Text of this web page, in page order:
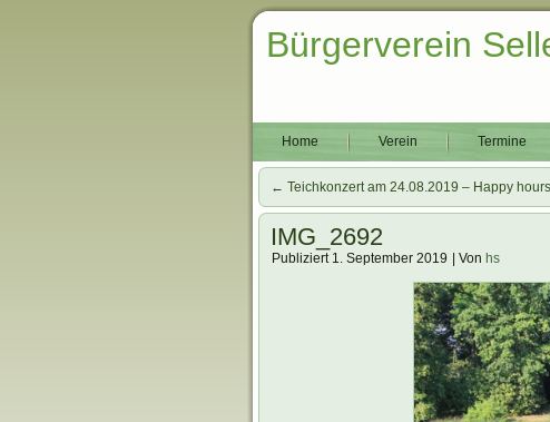
Bürgerverein
Home Verein Termine
← Teichkonzert am 24.08.2019 – Happy
IMG_2692
Publiziert 1. September 2019 Von hs